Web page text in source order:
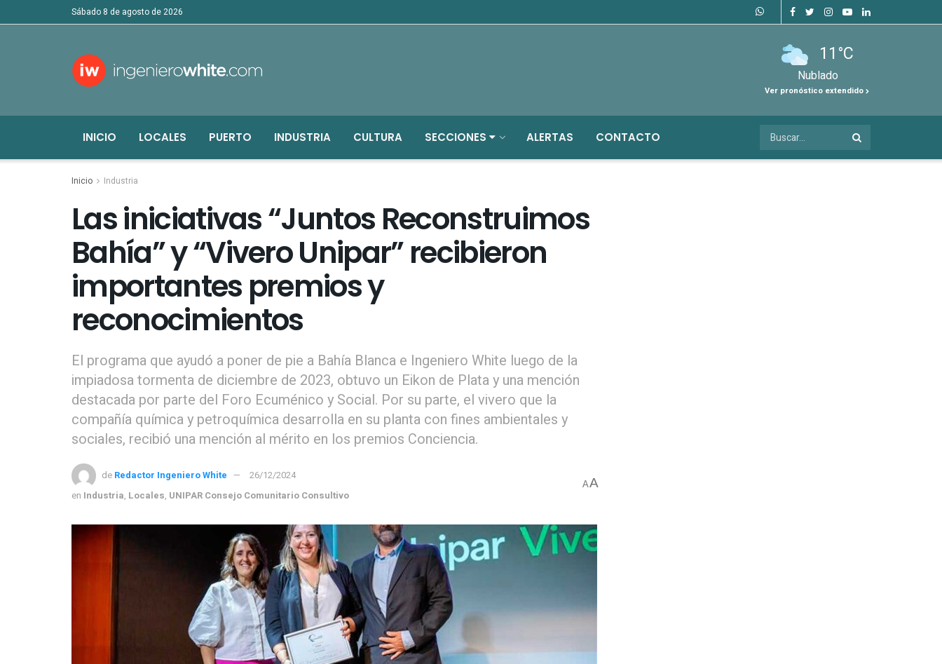
sábado 8 de agosto de 2026
11°C
Nublado
Ver pronóstico extendido
INICIO LOCALES PUERTO INDUSTRIA CULTURA SECCIONES ALERTAS CONTACTO
Inicio Industria
Las iniciativas “Juntos Reconstruimos
Bahía” y “Vivero Unipar” recibieron
importantes premios y
reconocimientos
El programa que ayudó a poner de pie a Bahía Blanca e Ingeniero White luego de la
impiadosa tormenta de diciembre de 2023, obtuvo un Eikon de Plata y una mención
destacada por parte del Foro Ecuménico y Social. Por su parte, el vivero que la
compañía química y petroquímica desarrolla en su planta con fines ambientales y
sociales, recibió una mención al mérito en los premios Conciencia.
de Redactor Ingeniero White
26/12/2024
en Industria, Locales, UNIPAR Consejo Comunitario Consultivo
AA